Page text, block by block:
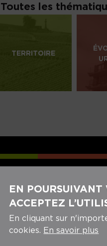
Toutes les
TERRITOIRE
EN POURSUIVANT
ACCEPTEZ
En cliquant sur
cookies. En savoir plus